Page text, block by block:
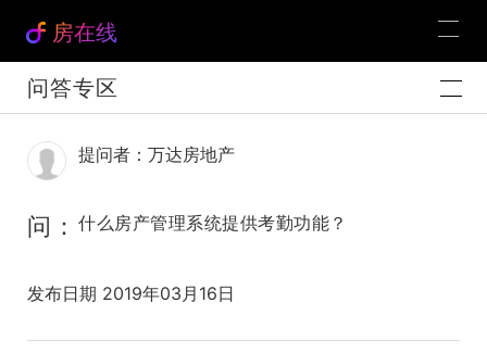
房在线
问答专区
提问者：万达房地产
问： 什么房产管理系统提供考勤功能？
发布日期 2019年03月16日